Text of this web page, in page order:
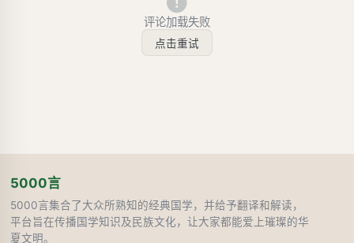
评论加载失败
点击重试
5000言
5000言集合了大众所熟知的经典国学，并给予翻译和解读，
平台旨在传播国学知识及民族文化，让大家都能爱上璀璨的华
夏文明。